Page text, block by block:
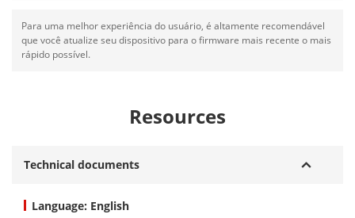
Para uma melhor experiência do usuário, é altamente recomendável
que você atualize seu dispositivo para o firmware mais recente o mais
rápido possível.
Resources
Technical documents
Language: English